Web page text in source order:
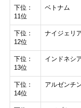
下位：
11位
ベトナム
下位：
12位
ナイジェリ
下位：
13位
インドネシ
下位：
14位
アルゼンチ